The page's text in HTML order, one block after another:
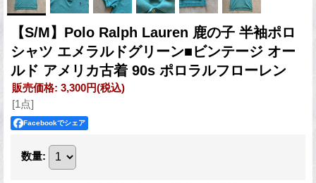
【S/M】Polo Ralph Lauren 鹿の子 半袖ポロ
シャツ エメラルドグリーン■ビンテージ オー
ルド アメリカ古着 90s ポロラルフローレン
販売価格: 3,300円(税込)
[1点]
Facebookでシェア
数量: